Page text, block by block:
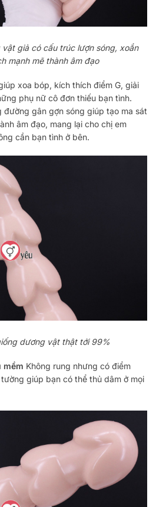
giả có cấu trúc lượn sóng, xoắn
mạnh mẽ thành âm đạo
xoa bóp, kích thích điểm G, giải
phụ nữ cô đơn thiếu bạn tình.
gân gợn sóng giúp tạo ma sát
âm đạo, mang lại cho chị em
cần bạn tình ở bên.
dương vật thật tới 99%
mềm Không rung nhưng có điểm
giúp bạn có thể thủ dâm ở mọi